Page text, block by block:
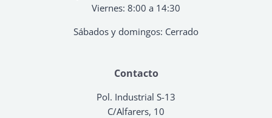
Contacto
Pol. Industrial S-13
C/Alfarers, 10
Viernes: 8:00 a 14:30
Sábados y domingos: Cerrado